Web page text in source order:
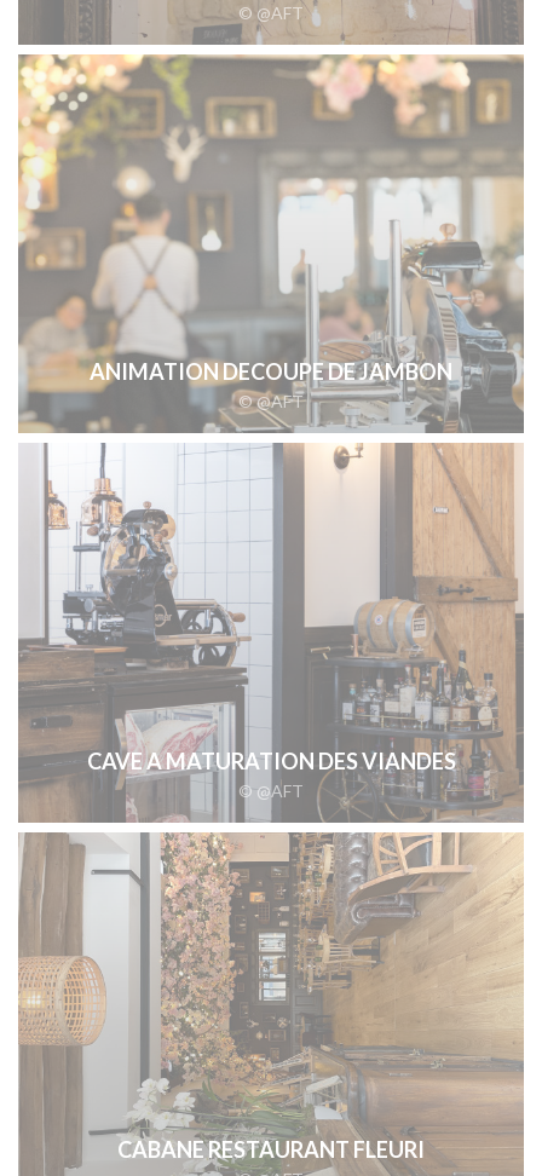
© @AFT
ANIMATION DECOUPE DE JAMBON
© @AFT
CAVE A MATURATION DES VIANDES
© @AFT
CABANE RESTAURANT FLEURI